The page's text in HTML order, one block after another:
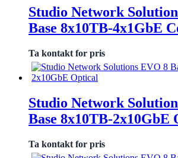
Studio Network
Base 8x10TB-4x1GbE
Ta kontakt for pris
Studio Network
Base 8x10TB-2x10GbE
Ta kontakt for pris